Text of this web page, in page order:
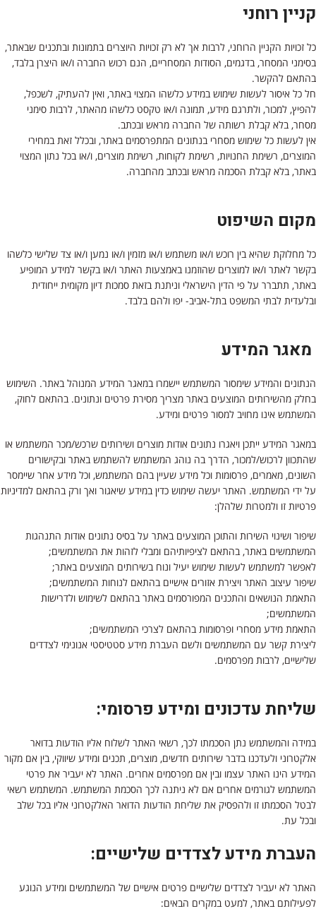
קניין רוחני
כל זכויות הקניין הרוחני, לרבות אך לא רק זכויות היוצרים בתמונות ובתכנים שבאתר,
בסימני המסחר, בדגמים, הסודות המסחריים, הנם רכוש החברה ו/או היצרן בלבד,
בהתאם להקשר.
חל כל איסור לעשות שימוש במידע כלשהו המצוי באתר, ואין להעתיק, לשכפל,
להפיץ, למכור, ולתרגם מידע, תמונה ו/או טקסט כלשהו מהאתר, לרבות סימני
מסחר, בלא קבלת רשותה של החברה מראש ובכתב.
אין לעשות כל שימוש מסחרי בנתונים המתפרסמים באתר, ובכלל זאת במחירי
המוצרים, רשימת החנויות, רשימת לקוחות, רשימת מוצרים, ו/או בכל נתון המצוי
באתר, בלא קבלת הסכמה מראש ובכתב מהחברה.
מקום השיפוט
כל מחלוקת שהיא בין רוכש ו/או משתמש ו/או מזמין ו/או נמען ו/או צד שלישי כלשהו
בקשר לאתר ו/או למוצרים שהוזמנו באמצעות האתר ו/או בקשר למידע המופיע
באתר, תתברר על פי הדין הישראלי וניתנת בזאת סמכות דיון מקומית ייחודית
ובלעדית לבתי המשפט בתל-אביב- יפו ולהם בלבד.
מאגר המידע
הנתונים והמידע שימסור המשתמש יישמרו במאגר המידע המנוהל באתר. השימוש
בחלק מהשירותים המוצעים באתר מצריך מסירת פרטים ונתונים. בהתאם לחוק,
המשתמש אינו מחויב למסור פרטים ומידע.
במאגר המידע ייתכן ויאגרו נתונים אודות מוצרים ושירותים שרכש/מכר המשתמש או
שהתכוון לרכוש/למכור, הדרך בה נוהג המשתמש להשתמש באתר ובקישורים
השונים, מאמרים, פרסומות וכל מידע שעיין בהם המשתמש, וכל מידע אחר שיימסר
על ידי המשתמש. האתר יעשה שימוש כדין במידע שיאגור ואך ורק בהתאם למדיניות
פרטיות זו ולמטרות שלהלן:
שיפור ושינוי השירות והתוכן המוצעים באתר על בסיס נתונים אודות התנהגות
המשתמשים באתר, בהתאם לציפיותיהם ומבלי לזהות את המשתמשים;
לאפשר למשתמש לעשות שימוש יעיל ונוח בשירותים המוצעים באתר;
שיפור עיצוב האתר ויצירת אזורים אישיים בהתאם לנוחות המשתמשים;
התאמת הנושאים והתכנים המפורסמים באתר בהתאם לשימוש ולדרישות
המשתמשים;
התאמת מידע מסחרי ופרסומות בהתאם לצרכי המשתמשים;
ליצירת קשר עם המשתמשים ולשם העברת מידע סטטיסטי אנונימי לצדדים
שלישיים, לרבות מפרסמים.
שליחת עדכונים ומידע פרסומי:
במידה והמשתמש נתן הסכמתו לכך, רשאי האתר לשלוח אליו הודעות בדואר
אלקטרוני ולעדכנו בדבר שירותים חדשים, מוצרים, תכנים ומידע שיווקי, בין אם מקור
המידע הינו האתר עצמו ובין אם מפרסמים אחרים. האתר לא יעביר את פרטי
המשתמש לגורמים אחרים אם לא ניתנה לכך הסכמת המשתמש. המשתמש רשאי
לבטל הסכמתו זו ולהפסיק את שליחת הודעות הדואר האלקטרוני אליו בכל שלב
ובכל עת.
העברת מידע לצדדים שלישיים:
האתר לא יעביר לצדדים שלישיים פרטים אישיים של המשתמשים ומידע הנוגע
לפעילותם באתר, למעט במקרים הבאים: